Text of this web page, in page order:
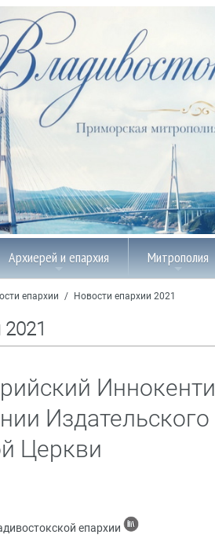
Архиерей и епархия Митрополия
епархии / Новости епархии 2021
Издательского
Церкви
епархии